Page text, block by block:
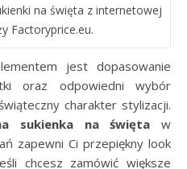
na święta z internetowej
Factoryprice.eu.
jest dopasowanie
oraz odpowiedni wybór
charakter stylizacji.
sukienka na świętaw
zapewni Ci przepiękny look
chcesz zamówić większe